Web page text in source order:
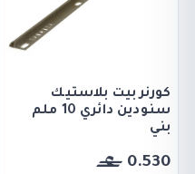
كورنر بيت بلاستيك
سنودين دائري 10 ملم
بني
0.530